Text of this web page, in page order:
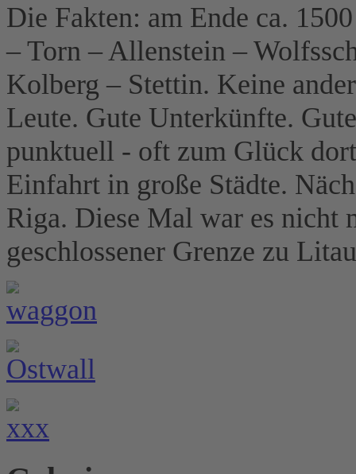
Die Fakten: am Ende ca.
– Torn – Allenstein –
Kolberg – Stettin. Keine
Leute. Gute Unterkünfte.
punktuell - oft zum Glück
Einfahrt in große Städte.
Riga. Diese Mal war es
geschlossener Grenze zu